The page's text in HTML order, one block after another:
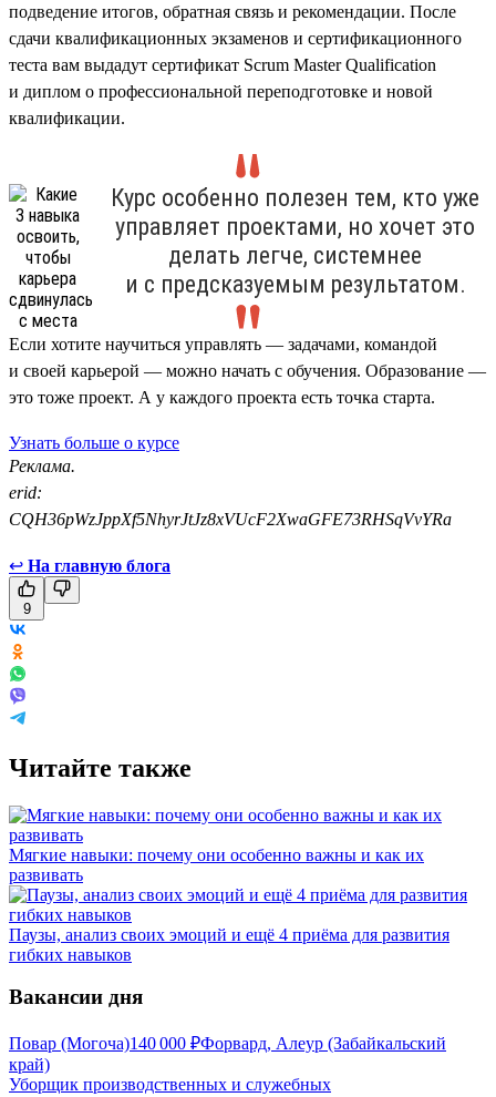
подведение итогов, обратная связь и рекомендации. После
сдачи квалификационных экзаменов и сертификационного
теста вам выдадут сертификат Scrum Master Qualification
и диплом о профессиональной переподготовке и новой
квалификации.
Курс особенно полезен тем, кто уже
управляет проектами, но хочет это
делать легче, системнее
и с предсказуемым результатом.
Если хотите научиться управлять — задачами, командой
и своей карьерой — можно начать с обучения. Образование —
это тоже проект. А у каждого проекта есть точка старта.
Узнать больше о курсе
Реклама.
erid:
CQH36pWzJppXf5NhyrJtJz8xVUcF2XwaGFE73RHSqVvYRa
↩ На главную блога
9
Читайте также
Мягкие навыки: почему они особенно важны и как их
развивать
Паузы, анализ своих эмоций и ещё 4 приёма для развития
гибких навыков
Вакансии дня
Повар (Могоча)140 000 ₽Форвард, Алеур (Забайкальский
край)
Уборщик производственных и служебных